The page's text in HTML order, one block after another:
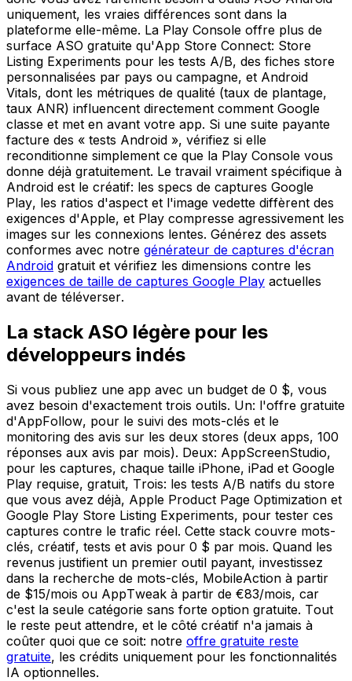
uniquement, les vraies différences sont dans la
plateforme elle-même. La Play Console offre plus de
surface ASO gratuite qu'App Store Connect: Store
Listing Experiments pour les tests A/B, des fiches store
personnalisées par pays ou campagne, et Android
Vitals, dont les métriques de qualité (taux de plantage,
taux ANR) influencent directement comment Google
classe et met en avant votre app. Si une suite payante
facture des « tests Android », vérifiez si elle
reconditionne simplement ce que la Play Console vous
donne déjà gratuitement. Le travail vraiment spécifique à
Android est le créatif: les specs de captures Google
Play, les ratios d'aspect et l'image vedette diffèrent des
exigences d'Apple, et Play compresse agressivement les
images sur les connexions lentes. Générez des assets
conformes avec notre générateur de captures d'écran
Android gratuit et vérifiez les dimensions contre les
exigences de taille de captures Google Play actuelles
avant de téléverser.
La stack ASO légère pour les
développeurs indés
Si vous publiez une app avec un budget de 0 $, vous
avez besoin d'exactement trois outils. Un: l'offre gratuite
d'AppFollow, pour le suivi des mots-clés et le
monitoring des avis sur les deux stores (deux apps, 100
réponses aux avis par mois). Deux: AppScreenStudio,
pour les captures, chaque taille iPhone, iPad et Google
Play requise, gratuit, Trois: les tests A/B natifs du store
que vous avez déjà, Apple Product Page Optimization et
Google Play Store Listing Experiments, pour tester ces
captures contre le trafic réel. Cette stack couvre mots-
clés, créatif, tests et avis pour 0 $ par mois. Quand les
revenus justifient un premier outil payant, investissez
dans la recherche de mots-clés, MobileAction à partir
de $15/mois ou AppTweak à partir de €83/mois, car
c'est la seule catégorie sans forte option gratuite. Tout
le reste peut attendre, et le côté créatif n'a jamais à
coûter quoi que ce soit: notre offre gratuite reste
gratuite, les crédits uniquement pour les fonctionnalités
IA optionnelles.